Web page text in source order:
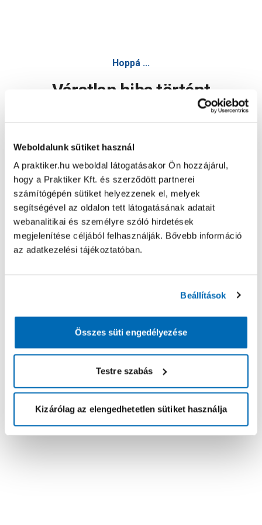
Weboldalunk sütiket használ
A praktiker.hu weboldal látogatásakor Ön hozzájárul,
hogy a Praktiker Kft. és szerződött partnerei
számítógépén sütiket helyezzenek el, melyek
segítségével az oldalon tett látogatásának adatait
webanalitikai és személyre szóló hirdetések
megjelenítése céljából felhasználják. Bővebb információ
az adatkezelési tájékoztatóban.
Beállítások
Összes süti engedélyezése
Testre szabás
Kizárólag az elengedhetetlen sütiket használja
Hoppá ...
Váratlan hiba történt
Oldal újratöltése